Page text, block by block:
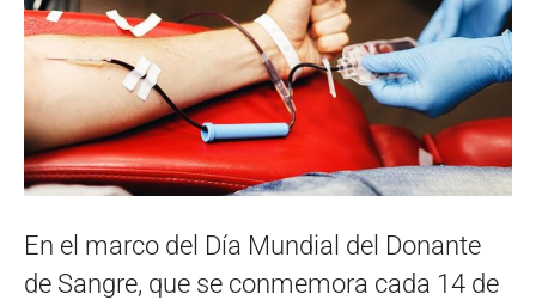
En el marco del Día Mundial del Donante
de Sangre, que se conmemora cada 14 de